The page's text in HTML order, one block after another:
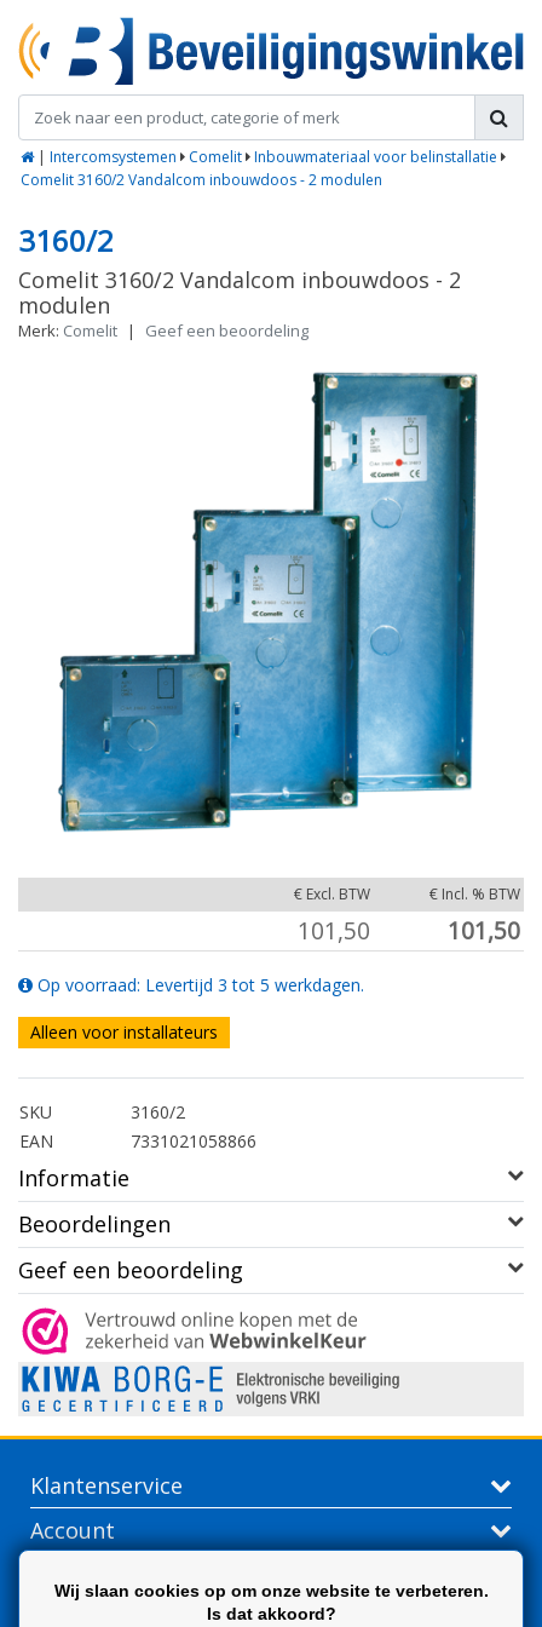
| Intercomsystemen Comelit Inbouwmateriaal voor belinstallatie
Comelit 3160/2 Vandalcom inbouwdoos - 2 modulen
3160/2
Comelit 3160/2 Vandalcom inbouwdoos - 2
modulen
Merk: Comelit | Geef een beoordeling
€ Excl. BTW € Incl. % BTW
101,50 101,50
Op voorraad: Levertijd 3 tot 5 werkdagen.
Alleen voor installateurs
SKU
3160/2
EAN
7331021058866
Informatie
Beoordelingen
Geef een beoordeling
Klantenservice
Account
Wij slaan cookies op om onze website te verbeteren.
Is dat akkoord?